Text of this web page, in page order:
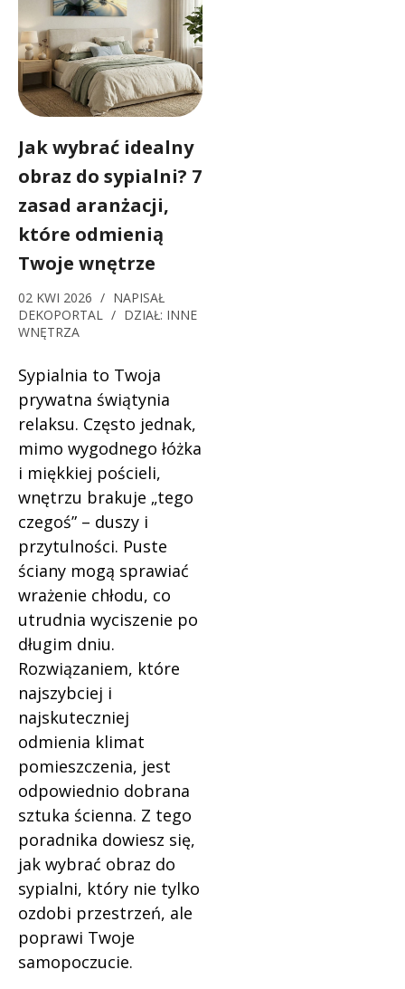
Jak wybrać idealny
obraz do sypialni? 7
zasad aranżacji,
które odmienią
Twoje wnętrze
02 KWI 2026 / NAPISAŁ
DEKOPORTAL / DZIAŁ: INNE
WNĘTRZA
Sypialnia to Twoja
prywatna świątynia
relaksu. Często jednak,
mimo wygodnego łóżka
i miękkiej pościeli,
wnętrzu brakuje „tego
czegoś” – duszy i
przytulności. Puste
ściany mogą sprawiać
wrażenie chłodu, co
utrudnia wyciszenie po
długim dniu.
Rozwiązaniem, które
najszybciej i
najskuteczniej
odmienia klimat
pomieszczenia, jest
odpowiednio dobrana
sztuka ścienna. Z tego
poradnika dowiesz się,
jak wybrać obraz do
sypialni, który nie tylko
ozdobi przestrzeń, ale
poprawi Twoje
samopoczucie.